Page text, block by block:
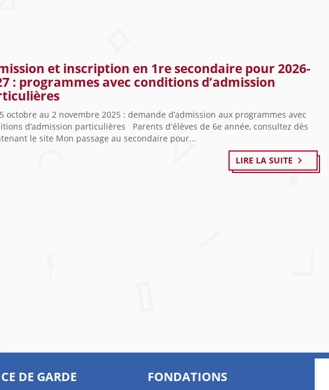
et inscription en 1re secondaire pour 2026-
: programmes avec conditions d’admission
octobre au 2 novembre 2025 : demande d’admission aux programmes avec
d’admission particulières Parents d'élèves de 6e année, consultez dès
le site Mon passage au secondaire pour...
LIRE LA SUITE
DE GARDE FONDATIONS